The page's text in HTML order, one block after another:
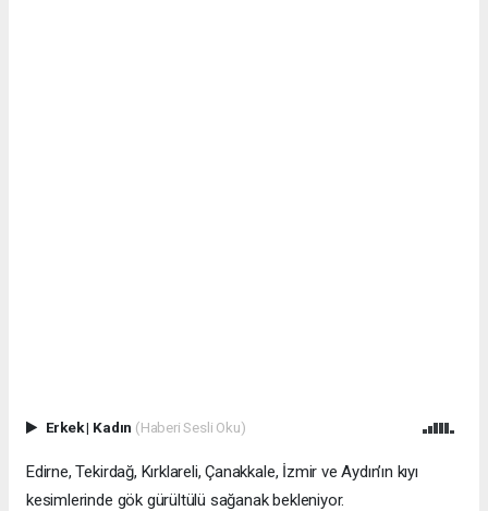
Erkek| Kadın (Haberi Sesli Oku)
Edirne, Tekirdağ, Kırklareli, Çanakkale, İzmir ve Aydın’ın kıyı
kesimlerinde gök gürültülü sağanak bekleniyor.